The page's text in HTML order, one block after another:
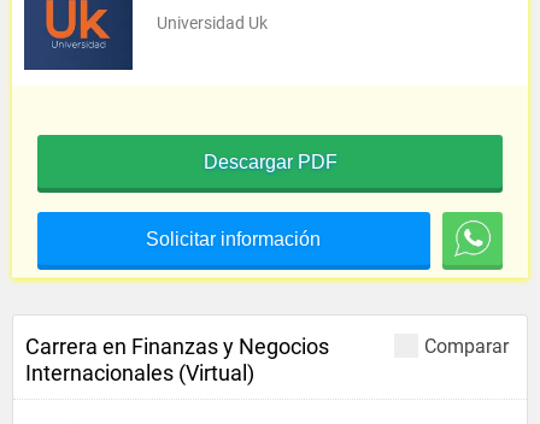
Universidad Uk
Descargar PDF
Solicitar información
Comparar
Carrera en Finanzas y Negocios
Internacionales (Virtual)